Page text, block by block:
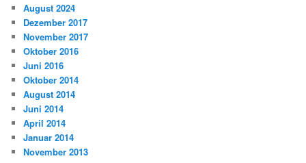
August 2024
Dezember 2017
November 2017
Oktober 2016
Juni 2016
Oktober 2014
August 2014
Juni 2014
April 2014
Januar 2014
November 2013